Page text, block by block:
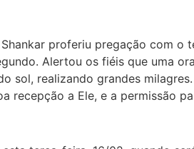
proferiu pregação com o
Alertou os fiéis que uma
sol, realizando grandes
recepção a Ele, e a permissão